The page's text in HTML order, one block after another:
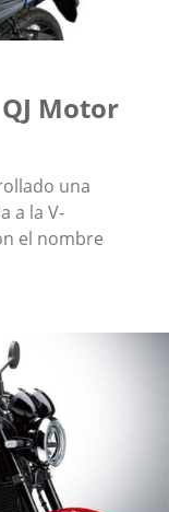
Motor
una
a la V-
el nombre